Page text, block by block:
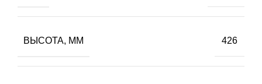
ВЫСОТА, ММ 426